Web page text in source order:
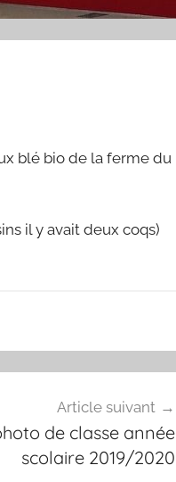
blé bio de la ferme du
il y avait deux coqs)
Article suivant
de classe année
scolaire 2019/2020